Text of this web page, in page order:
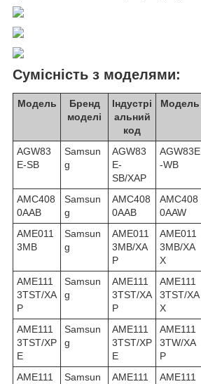
Сумісність з моделями:
Модель
Бренд
моделі
Індустрі
альний
код
Модель
AGW83
E-SB
Samsun
g
AGW83
E-
SB/XAP
AGW83E
-WB
AMC408
0AAB
Samsun
g
AMC408
0AAB
AMC408
0AAW
AME011
3MB
Samsun
g
AME011
3MB/XA
P
AME011
3MB/XA
X
AME111
3TST/XA
P
Samsun
g
AME111
3TST/XA
P
AME111
3TST/XA
X
AME111
3TST/XP
E
Samsun
g
AME111
3TST/XP
E
AME111
3TW/XA
P
AME111
Samsun
AME111
AME111